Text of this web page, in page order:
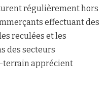
régulièrement hors
effectuant des
reculées et les
des secteurs
terrain apprécient